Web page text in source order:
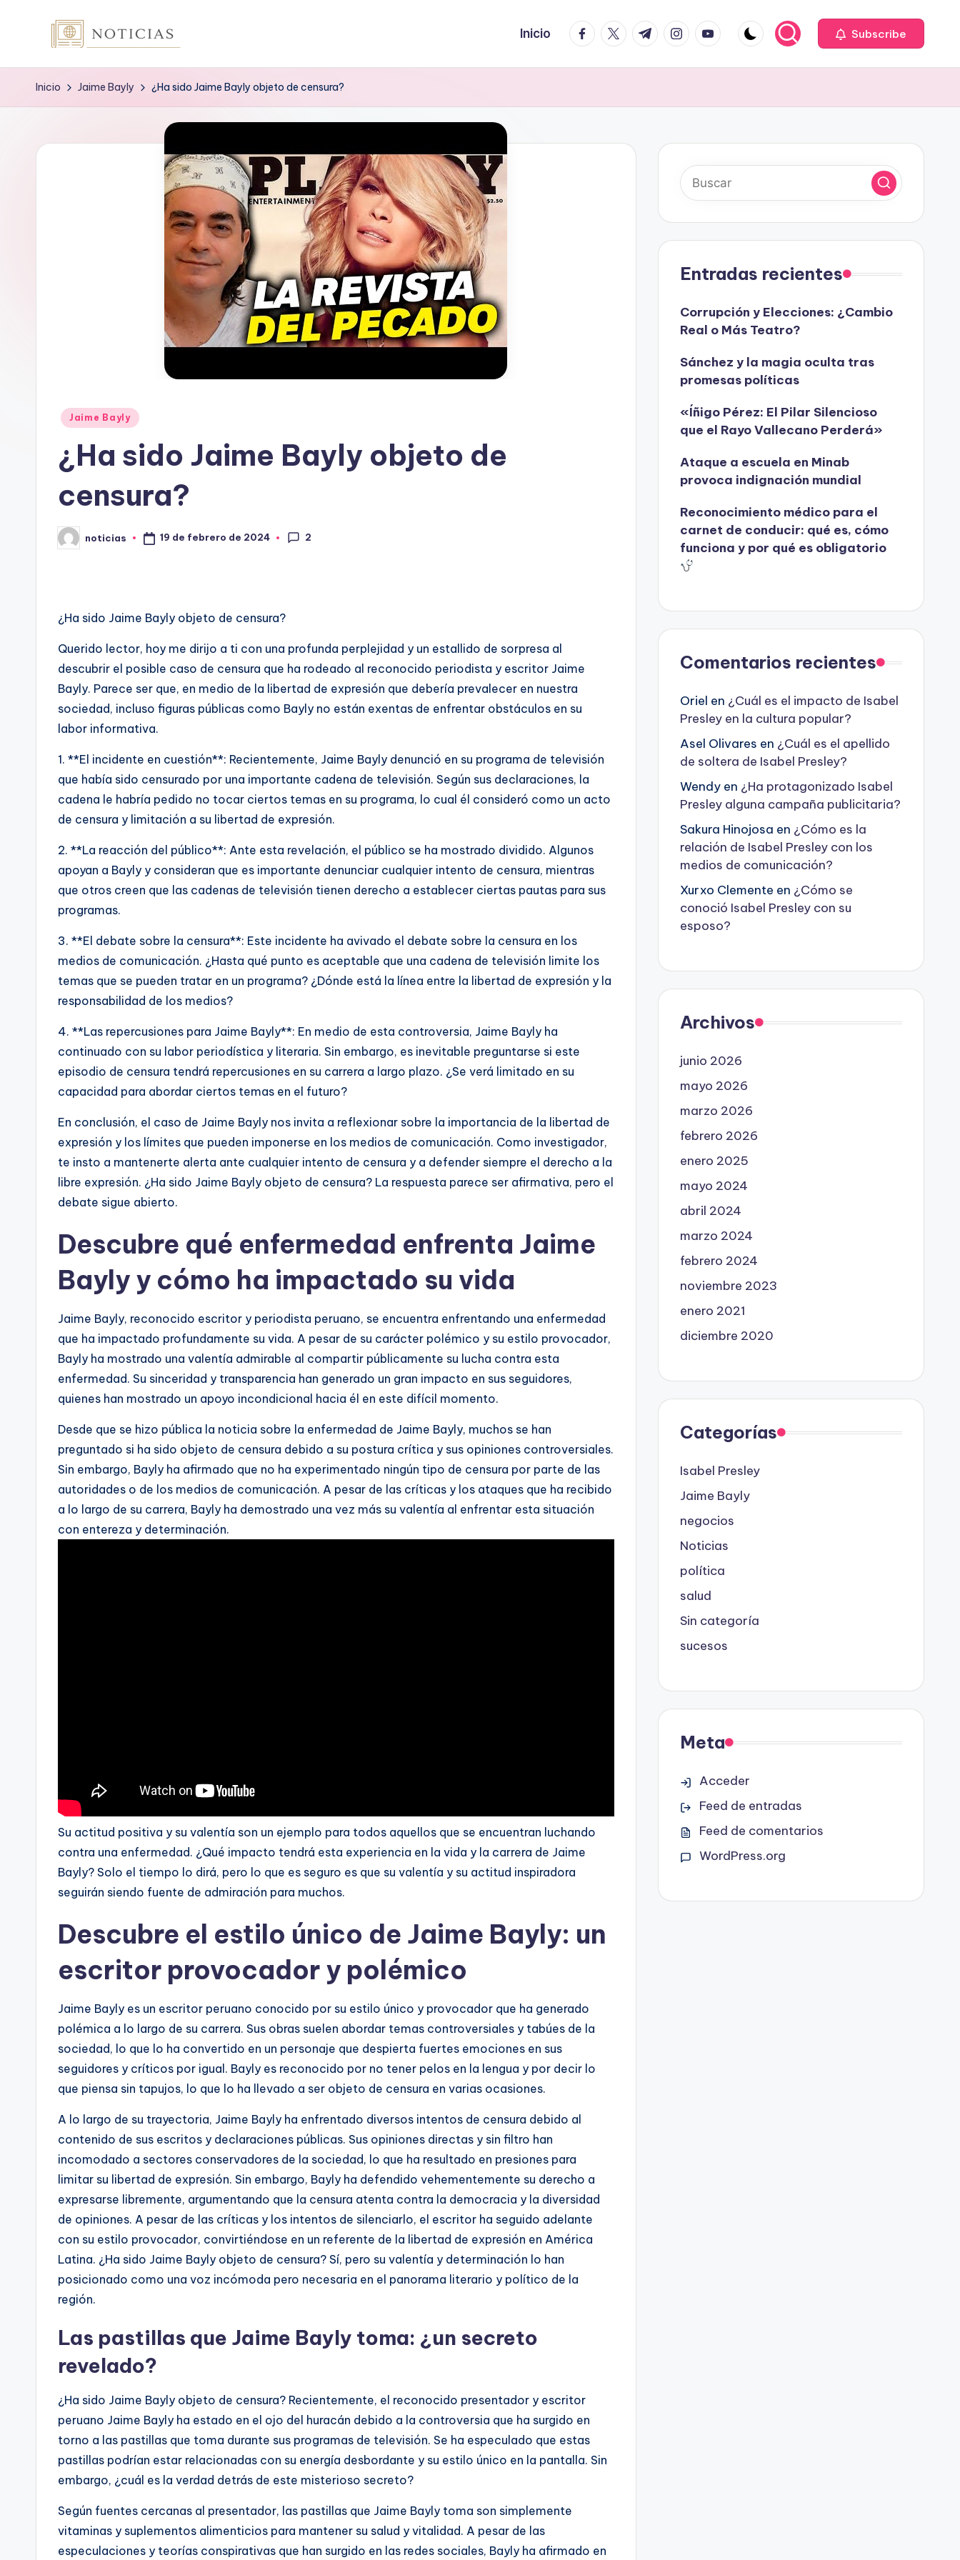
contenido
n
o
i
Inicio facebook.com
twitter.com
t.me instagram.com
youtube.com Subscribe
Inicio Jaime Bayly ¿Ha sido Jaime Bayly objeto de censura?
Publicado
Jaime Bayly
¿Ha sido Jaime Bayly objeto de
censura?
Publicado
por
noticias 19 de febrero de 2024 2
¿Ha sido Jaime Bayly objeto de censura?
Querido lector, hoy me dirijo a ti con una profunda perplejidad y un estallido de sorpresa al
descubrir el posible caso de censura que ha rodeado al reconocido periodista y escritor Jaime
Bayly. Parece ser que, en medio de la libertad de expresión que debería prevalecer en nuestra
sociedad, incluso figuras públicas como Bayly no están exentas de enfrentar obstáculos en su
labor informativa.
1. **El incidente en cuestión**: Recientemente, Jaime Bayly denunció en su programa de televisión
que había sido censurado por una importante cadena de televisión. Según sus declaraciones, la
cadena le habría pedido no tocar ciertos temas en su programa, lo cual él consideró como un acto
de censura y limitación a su libertad de expresión.
2. **La reacción del público**: Ante esta revelación, el público se ha mostrado dividido. Algunos
apoyan a Bayly y consideran que es importante denunciar cualquier intento de censura, mientras
que otros creen que las cadenas de televisión tienen derecho a establecer ciertas pautas para sus
programas.
3. **El debate sobre la censura**: Este incidente ha avivado el debate sobre la censura en los
medios de comunicación. ¿Hasta qué punto es aceptable que una cadena de televisión limite los
temas que se pueden tratar en un programa? ¿Dónde está la línea entre la libertad de expresión y la
responsabilidad de los medios?
4. **Las repercusiones para Jaime Bayly**: En medio de esta controversia, Jaime Bayly ha
continuado con su labor periodística y literaria. Sin embargo, es inevitable preguntarse si este
episodio de censura tendrá repercusiones en su carrera a largo plazo. ¿Se verá limitado en su
capacidad para abordar ciertos temas en el futuro?
En conclusión, el caso de Jaime Bayly nos invita a reflexionar sobre la importancia de la libertad de
expresión y los límites que pueden imponerse en los medios de comunicación. Como investigador,
te insto a mantenerte alerta ante cualquier intento de censura y a defender siempre el derecho a la
libre expresión. ¿Ha sido Jaime Bayly objeto de censura? La respuesta parece ser afirmativa, pero el
debate sigue abierto.
Descubre qué enfermedad enfrenta Jaime
Bayly y cómo ha impactado su vida
Jaime Bayly, reconocido escritor y periodista peruano, se encuentra enfrentando una enfermedad
que ha impactado profundamente su vida. A pesar de su carácter polémico y su estilo provocador,
Bayly ha mostrado una valentía admirable al compartir públicamente su lucha contra esta
enfermedad. Su sinceridad y transparencia han generado un gran impacto en sus seguidores,
quienes han mostrado un apoyo incondicional hacia él en este difícil momento.
Desde que se hizo pública la noticia sobre la enfermedad de Jaime Bayly, muchos se han
preguntado si ha sido objeto de censura debido a su postura crítica y sus opiniones controversiales.
Sin embargo, Bayly ha afirmado que no ha experimentado ningún tipo de censura por parte de las
autoridades o de los medios de comunicación. A pesar de las críticas y los ataques que ha recibido
a lo largo de su carrera, Bayly ha demostrado una vez más su valentía al enfrentar esta situación
con entereza y determinación.
Su actitud positiva y su valentía son un ejemplo para todos aquellos que se encuentran luchando
contra una enfermedad. ¿Qué impacto tendrá esta experiencia en la vida y la carrera de Jaime
Bayly? Solo el tiempo lo dirá, pero lo que es seguro es que su valentía y su actitud inspiradora
seguirán siendo fuente de admiración para muchos.
Descubre el estilo único de Jaime Bayly: un
escritor provocador y polémico
Jaime Bayly es un escritor peruano conocido por su estilo único y provocador que ha generado
polémica a lo largo de su carrera. Sus obras suelen abordar temas controversiales y tabúes de la
sociedad, lo que lo ha convertido en un personaje que despierta fuertes emociones en sus
seguidores y críticos por igual. Bayly es reconocido por no tener pelos en la lengua y por decir lo
que piensa sin tapujos, lo que lo ha llevado a ser objeto de censura en varias ocasiones.
A lo largo de su trayectoria, Jaime Bayly ha enfrentado diversos intentos de censura debido al
contenido de sus escritos y declaraciones públicas. Sus opiniones directas y sin filtro han
incomodado a sectores conservadores de la sociedad, lo que ha resultado en presiones para
limitar su libertad de expresión. Sin embargo, Bayly ha defendido vehementemente su derecho a
expresarse libremente, argumentando que la censura atenta contra la democracia y la diversidad
de opiniones. A pesar de las críticas y los intentos de silenciarlo, el escritor ha seguido adelante
con su estilo provocador, convirtiéndose en un referente de la libertad de expresión en América
Latina. ¿Ha sido Jaime Bayly objeto de censura? Sí, pero su valentía y determinación lo han
posicionado como una voz incómoda pero necesaria en el panorama literario y político de la
región.
Las pastillas que Jaime Bayly toma: ¿un secreto
revelado?
¿Ha sido Jaime Bayly objeto de censura? Recientemente, el reconocido presentador y escritor
peruano Jaime Bayly ha estado en el ojo del huracán debido a la controversia que ha surgido en
torno a las pastillas que toma durante sus programas de televisión. Se ha especulado que estas
pastillas podrían estar relacionadas con su energía desbordante y su estilo único en la pantalla. Sin
embargo, ¿cuál es la verdad detrás de este misterioso secreto?
Según fuentes cercanas al presentador, las pastillas que Jaime Bayly toma son simplemente
vitaminas y suplementos alimenticios para mantener su salud y vitalidad. A pesar de las
especulaciones y teorías conspirativas que han surgido en las redes sociales, Bayly ha afirmado en
Entradas recientes
Corrupción y Elecciones: ¿Cambio
Real o Más Teatro?
Sánchez y la magia oculta tras
promesas políticas
«Íñigo Pérez: El Pilar Silencioso
que el Rayo Vallecano Perderá»
Ataque a escuela en Minab
provoca indignación mundial
Reconocimiento médico para el
carnet de conducir: qué es, cómo
funciona y por qué es obligatorio
Comentarios recientes
Oriel en ¿Cuál es el impacto de Isabel
Presley en la cultura popular?
Asel Olivares en ¿Cuál es el apellido
de soltera de Isabel Presley?
Wendyen ¿Ha protagonizado Isabel
Presley alguna campaña publicitaria?
Sakura Hinojosa en ¿Cómo es la
relación de Isabel Presley con los
medios de comunicación?
Xurxo Clemente en ¿Cómo se
conoció Isabel Presley con su
esposo?
Archivos
junio 2026
mayo 2026
marzo 2026
febrero 2026
enero 2025
mayo 2024
abril 2024
marzo 2024
febrero 2024
noviembre 2023
enero 2021
diciembre 2020
Categorías
Isabel Presley
Jaime Bayly
negocios
Noticias
política
salud
Sin categoría
sucesos
Meta
Acceder
Feed de entradas
Feed de comentarios
WordPress.org